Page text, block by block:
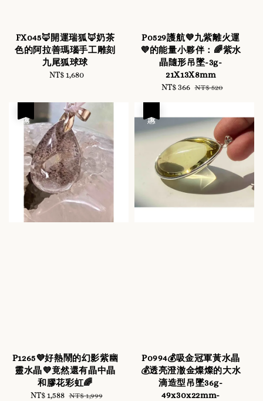
FX045🦊開運瑞狐🦊奶茶
色的阿拉善瑪瑙手工雕刻
九尾狐球球
Regular
NT$ 1,680
P0529護航💜九紫離火運
💜的能量小夥伴：🌈紫水
晶隨形吊墜-3g-
21X13X8mm
Sale
NT$ 366 Regular
NT$ 520
P1265💜好熱鬧的幻影紫幽
靈水晶💜竟然還有晶中晶
和膠花彩虹🌈
Sale
NT$ 1,588 Regular
NT$ 1,999
P0994💰吸金冠軍黃水晶
💰透亮澄澈金燦燦的大水
滴造型吊墜36g-
49x30x22mm-